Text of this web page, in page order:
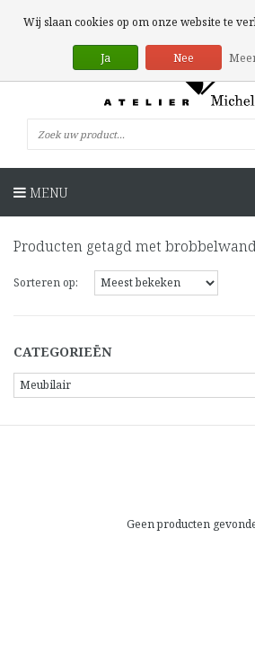
MENU
Producten getagd met
Sorteren op:
CATEGORIEËN
Geen producten
Wij slaan cookies op om onze website te
Ja Nee